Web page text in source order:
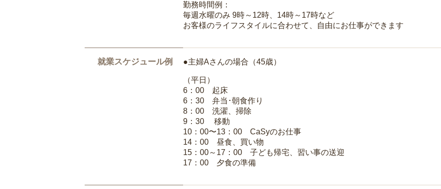
勤務時間例：
毎週水曜のみ 9時～12時、14時～17時など
お客様のライフスタイルに合わせて、自由にお仕事ができます
就業スケジュール例 ●主婦Aさんの場合（45歳）
（平日）
6：00 起床
6：30 弁当･朝食作り
8：00 洗濯、掃除
9：30 移動
10：00〜13：00 CaSyのお仕事
14：00 昼食、買い物
15：00～17：00 子ども帰宅、習い事の送迎
17：00 夕食の準備